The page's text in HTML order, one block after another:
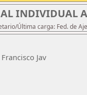
INDIVIDUAL
Última carga: Fed. de
Jav